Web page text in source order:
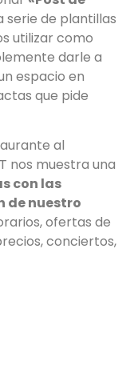
serie de plantillas
utilizar como
darle a
espacio en
que pide
al
nos muestra una
con las
de nuestro
ofertas de
conciertos,